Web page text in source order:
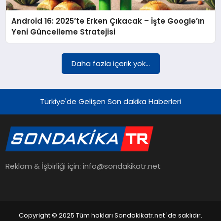
YAŞAM
EKONOMI
EĞITIM
OTOMOBIL
Android 16: 2025’te Erken Çıkacak – İşte Google’ın
Yeni Güncelleme Stratejisi
Daha fazla içerik yok...
Türkiye'de Gelişen Son dakika Haberleri
Reklam & İşbirliği için: info@sondakikatr.net
Copyright © 2025 Tüm hakları Sondakikatr.net 'de saklıdır.